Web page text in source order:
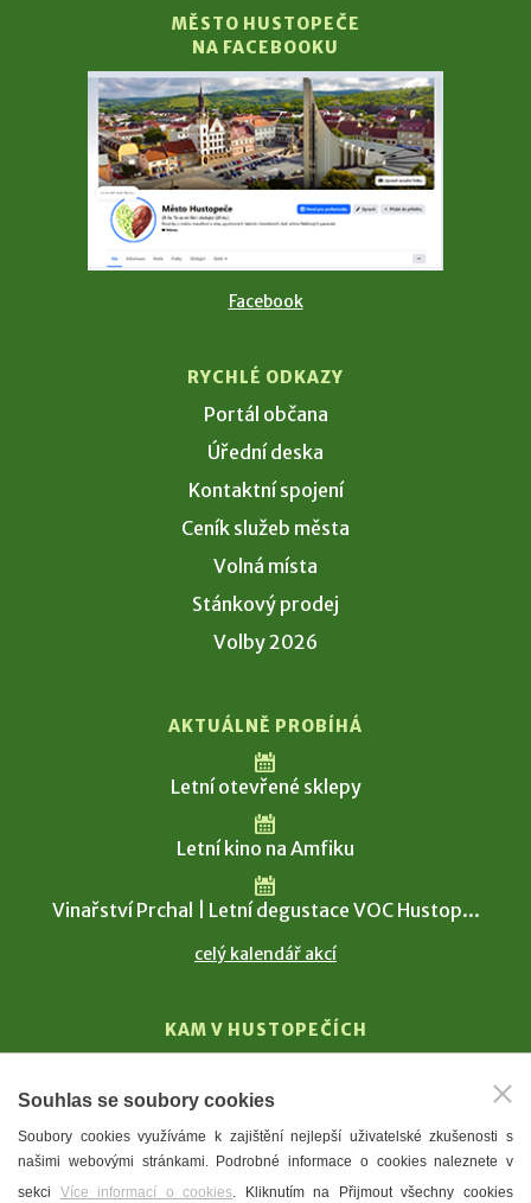
MĚSTO HUSTOPEČE
NA FACEBOOKU
Facebook
RYCHLÉ ODKAZY
Portál občana
Úřední deska
Kontaktní spojení
Ceník služeb města
Volná místa
Stánkový prodej
Volby 2026
AKTUÁLNĚ PROBÍHÁ
Letní otevřené sklepy
Letní kino na Amfiku
Vinařství Prchal | Letní degustace VOC Hustop...
celý kalendář akcí
KAM V HUSTOPEČÍCH
T. G. Masaryk
Mandloně
Ubytování
Souhlas se soubory cookies
Soubory cookies využíváme k zajištění nejlepší uživatelské zkušenosti s
našimi webovými stránkami. Podrobné informace o cookies naleznete v
sekci Více informací o cookies. Kliknutím na Přijmout všechny cookies